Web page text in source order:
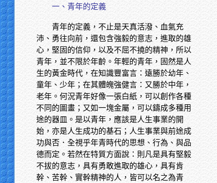
一、青年的定義
青年的定義，不止是天真活潑、血氣充
沛、勇往向前，還包含強毅的意志，進取的雄
心，堅固的信仰，以及不屈不撓的精神，所以
青年，並不限於年齡。年輕的青年，固然是人
生的黃金時代，在知識豐富言：遠勝於幼年、
童年、少年；在其體魄強健言：又勝於中年，
老年。何況青年好像一張白紙，可以創作各種
不同的圖畫；又如一塊金屬，可以鑄成多種用
途的器皿。是以青年，應該是人生事業的開
始，亦是人生成功的基石；人生事業與前途成
功與否．全視乎年青時代的思想、行為、與品
德而定。若然在特質方面說：則凡是具有堅毅
不拔的意志，具有勇敢進取的雄心，具有肯
幹、苦幹、實幹精神的人，皆可以名之為青